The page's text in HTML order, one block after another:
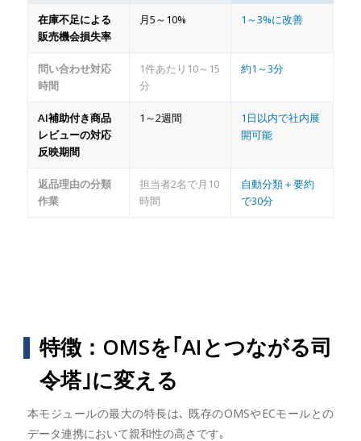
在庫不足による
販売機会損失率
月5～10% 1～3%に改善
問い合わせ対応
時間
1件あたり10～15
分
約1～3分
AI補助付き商品
レビューの対応
反映期間
1～2週間
1日以内で社内展
開可能
返品理由の分類
作業
担当者2名で月10
時間
自動分類＋要約
で30分
特徴：OMSを｢AIとつながる司
令塔｣に変える
本モジュールの最大の特長は､ 既存のOMSやECモールとの
データ連携において親和性の高さです｡